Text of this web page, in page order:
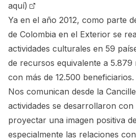
aquí)
Ya en el año 2012, como parte
de Colombia en el Exterior se
actividades culturales en 59
de recursos equivalente a 5.879
con más de 12.500 beneficiarios.
Nos comunican desde la
actividades se desarrollaron con
proyectar una imagen positiva
especialmente las relaciones